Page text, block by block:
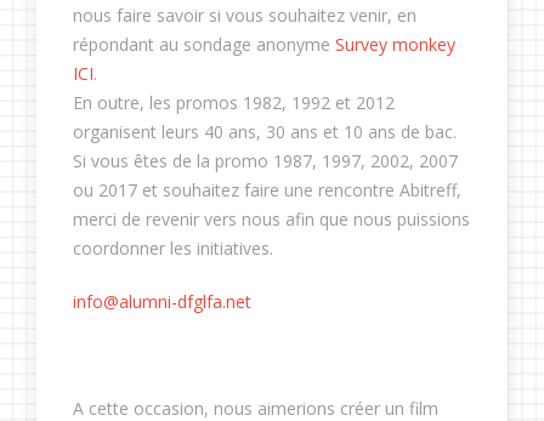
nous faire savoir si vous souhaitez venir, en
répondant au sondage anonyme Survey monkey
ICI.
En outre, les promos 1982, 1992 et 2012
organisent leurs 40 ans, 30 ans et 10 ans de bac.
Si vous êtes de la promo 1987, 1997, 2002, 2007
ou 2017 et souhaitez faire une rencontre Abitreff,
merci de revenir vers nous afin que nous puissions
coordonner les initiatives.
info@alumni-dfglfa.net
A cette occasion, nous aimerions créer un film